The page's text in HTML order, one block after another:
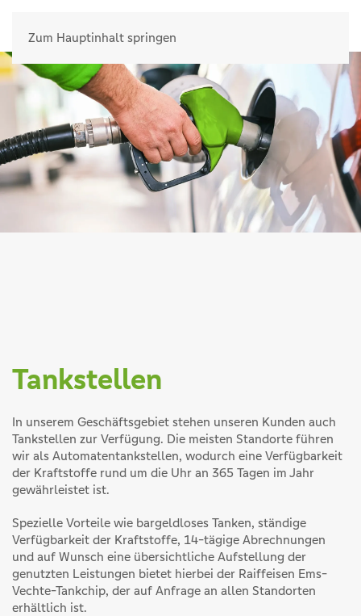
Zum Hauptinhalt springen
Tankstellen
In unserem Geschäftsgebiet stehen unseren Kunden auch
Tankstellen zur Verfügung. Die meisten Standorte führen
wir als Automatentankstellen, wodurch eine Verfügbarkeit
der Kraftstoffe rund um die Uhr an 365 Tagen im Jahr
gewährleistet ist.
Spezielle Vorteile wie bargeldloses Tanken, ständige
Verfügbarkeit der Kraftstoffe, 14-tägige Abrechnungen
und auf Wunsch eine übersichtliche Aufstellung der
genutzten Leistungen bietet hierbei der Raiffeisen Ems-
Vechte-Tankchip, der auf Anfrage an allen Standorten
erhältlich ist.